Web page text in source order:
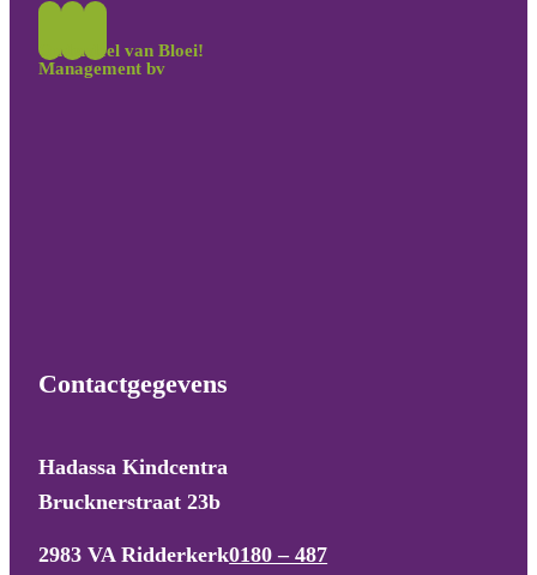
Onderdeel van Bloei!
Management bv
Contactgegevens
Hadassa Kindcentra
Brucknerstraat 23b
2983 VA Ridderkerk0180 – 487